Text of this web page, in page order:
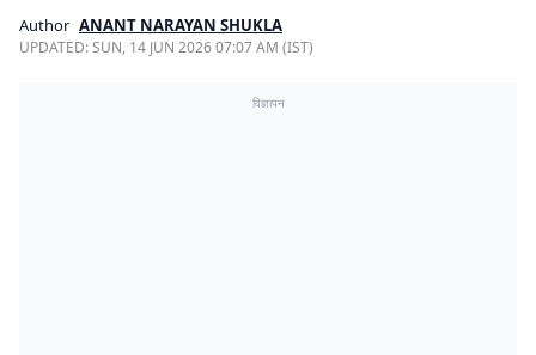
Author ANANT NARAYAN SHUKLA
UPDATED:SUN, 14 JUN 2026 07:07 AM (IST)
विज्ञापन